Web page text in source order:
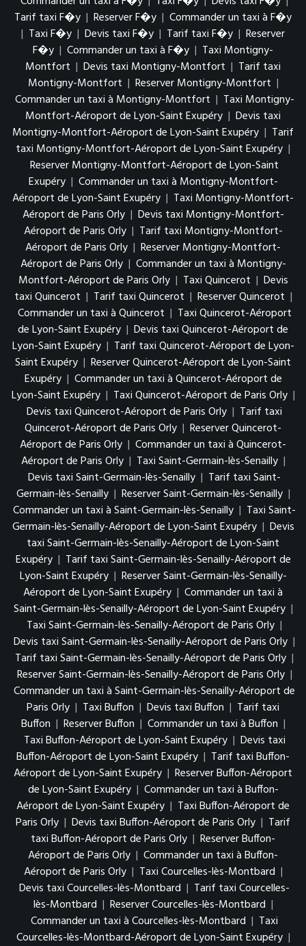
Tarif taxi F�y | Reserver F�y | Commander un taxi à F�y
| Taxi F�y | Devis taxi F�y | Tarif taxi F�y | Reserver
F�y | Commander un taxi à F�y | Taxi Montigny-
Montfort | Devis taxi Montigny-Montfort | Tarif taxi
Montigny-Montfort | Reserver Montigny-Montfort |
Commander un taxi à Montigny-Montfort | Taxi Montigny-
Montfort-Aéroport de Lyon-Saint Exupéry | Devis taxi
Montigny-Montfort-Aéroport de Lyon-Saint Exupéry | Tarif
taxi Montigny-Montfort-Aéroport de Lyon-Saint Exupéry |
Reserver Montigny-Montfort-Aéroport de Lyon-Saint
Exupéry | Commander un taxi à Montigny-Montfort-
Aéroport de Lyon-Saint Exupéry | Taxi Montigny-Montfort-
Aéroport de Paris Orly | Devis taxi Montigny-Montfort-
Aéroport de Paris Orly | Tarif taxi Montigny-Montfort-
Aéroport de Paris Orly | Reserver Montigny-Montfort-
Aéroport de Paris Orly | Commander un taxi à Montigny-
Montfort-Aéroport de Paris Orly | Taxi Quincerot | Devis
taxi Quincerot | Tarif taxi Quincerot | Reserver Quincerot |
Commander un taxi à Quincerot | Taxi Quincerot-Aéroport
de Lyon-Saint Exupéry | Devis taxi Quincerot-Aéroport de
Lyon-Saint Exupéry | Tarif taxi Quincerot-Aéroport de Lyon-
Saint Exupéry | Reserver Quincerot-Aéroport de Lyon-Saint
Exupéry | Commander un taxi à Quincerot-Aéroport de
Lyon-Saint Exupéry | Taxi Quincerot-Aéroport de Paris Orly |
Devis taxi Quincerot-Aéroport de Paris Orly | Tarif taxi
Quincerot-Aéroport de Paris Orly | Reserver Quincerot-
Aéroport de Paris Orly | Commander un taxi à Quincerot-
Aéroport de Paris Orly | Taxi Saint-Germain-lès-Senailly |
Devis taxi Saint-Germain-lès-Senailly | Tarif taxi Saint-
Germain-lès-Senailly | Reserver Saint-Germain-lès-Senailly |
Commander un taxi à Saint-Germain-lès-Senailly | Taxi Saint-
Germain-lès-Senailly-Aéroport de Lyon-Saint Exupéry | Devis
taxi Saint-Germain-lès-Senailly-Aéroport de Lyon-Saint
Exupéry | Tarif taxi Saint-Germain-lès-Senailly-Aéroport de
Lyon-Saint Exupéry | Reserver Saint-Germain-lès-Senailly-
Aéroport de Lyon-Saint Exupéry | Commander un taxi à
Saint-Germain-lès-Senailly-Aéroport de Lyon-Saint Exupéry |
Taxi Saint-Germain-lès-Senailly-Aéroport de Paris Orly |
Devis taxi Saint-Germain-lès-Senailly-Aéroport de Paris Orly |
Tarif taxi Saint-Germain-lès-Senailly-Aéroport de Paris Orly |
Reserver Saint-Germain-lès-Senailly-Aéroport de Paris Orly |
Commander un taxi à Saint-Germain-lès-Senailly-Aéroport de
Paris Orly | Taxi Buffon | Devis taxi Buffon | Tarif taxi
Buffon | Reserver Buffon | Commander un taxi à Buffon |
Taxi Buffon-Aéroport de Lyon-Saint Exupéry | Devis taxi
Buffon-Aéroport de Lyon-Saint Exupéry | Tarif taxi Buffon-
Aéroport de Lyon-Saint Exupéry | Reserver Buffon-Aéroport
de Lyon-Saint Exupéry | Commander un taxi à Buffon-
Aéroport de Lyon-Saint Exupéry | Taxi Buffon-Aéroport de
Paris Orly | Devis taxi Buffon-Aéroport de Paris Orly | Tarif
taxi Buffon-Aéroport de Paris Orly | Reserver Buffon-
Aéroport de Paris Orly | Commander un taxi à Buffon-
Aéroport de Paris Orly | Taxi Courcelles-lès-Montbard |
Devis taxi Courcelles-lès-Montbard | Tarif taxi Courcelles-
lès-Montbard | Reserver Courcelles-lès-Montbard |
Commander un taxi à Courcelles-lès-Montbard | Taxi
Courcelles-lès-Montbard-Aéroport de Lyon-Saint Exupéry |